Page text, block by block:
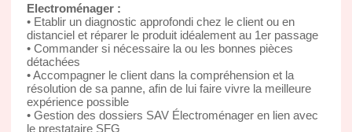
Electroménager :
• Etablir un diagnostic approfondi chez le client ou en
distanciel et réparer le produit idéalement au 1er passage
• Commander si nécessaire la ou les bonnes pièces
détachées
• Accompagner le client dans la compréhension et la
résolution de sa panne, afin de lui faire vivre la meilleure
expérience possible
• Gestion des dossiers SAV Électroménager en lien avec
le prestataire SFG